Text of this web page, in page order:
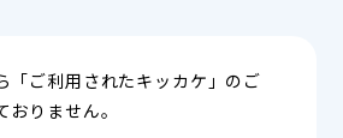
「ご利用されたキッカケ」のご
りません。